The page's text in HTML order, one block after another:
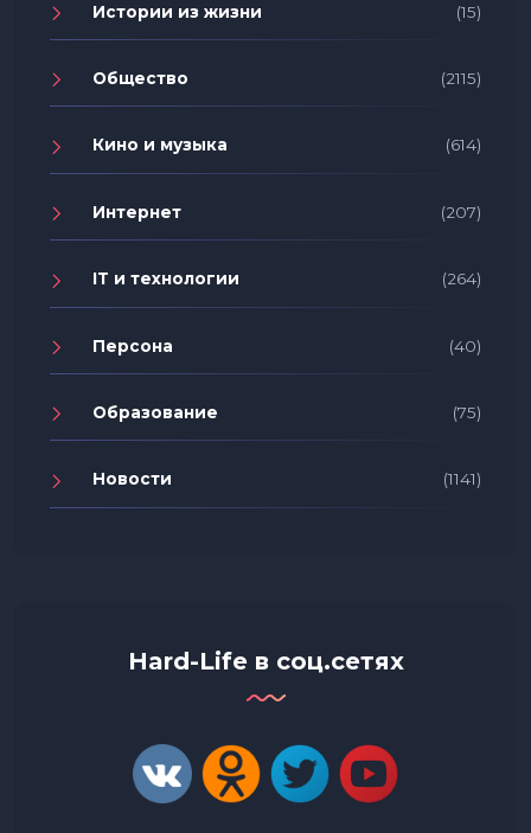
Истории из жизни (15)
Общество (2115)
Кино и музыка (614)
Интернет (207)
IT и технологии (264)
Персона (40)
Образование (75)
Новости (1141)
Hard-Life в соц.сетях